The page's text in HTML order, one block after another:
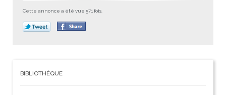
Cette annonce a été vue 571 fois.
BIBLIOTHÈQUE